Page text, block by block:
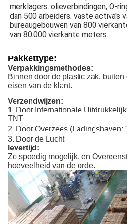
merklagers, olieverbindingen, O-
dan 500 arbeiders, vaste activa's
bureaugebouwen van 800
van 80.000 vierkante meters.
Pakkettype:
Verpakkingsmethodes:
Binnen door de plastic zak, buiten
eisen van de klant.
Verzendwijzen:
1. Door Internationale
TNT
2. Door Overzees (Ladingshaven:
3. Door de Lucht
levertijd:
Zo spoedig mogelijk, en
hoeveelheid van de orde.